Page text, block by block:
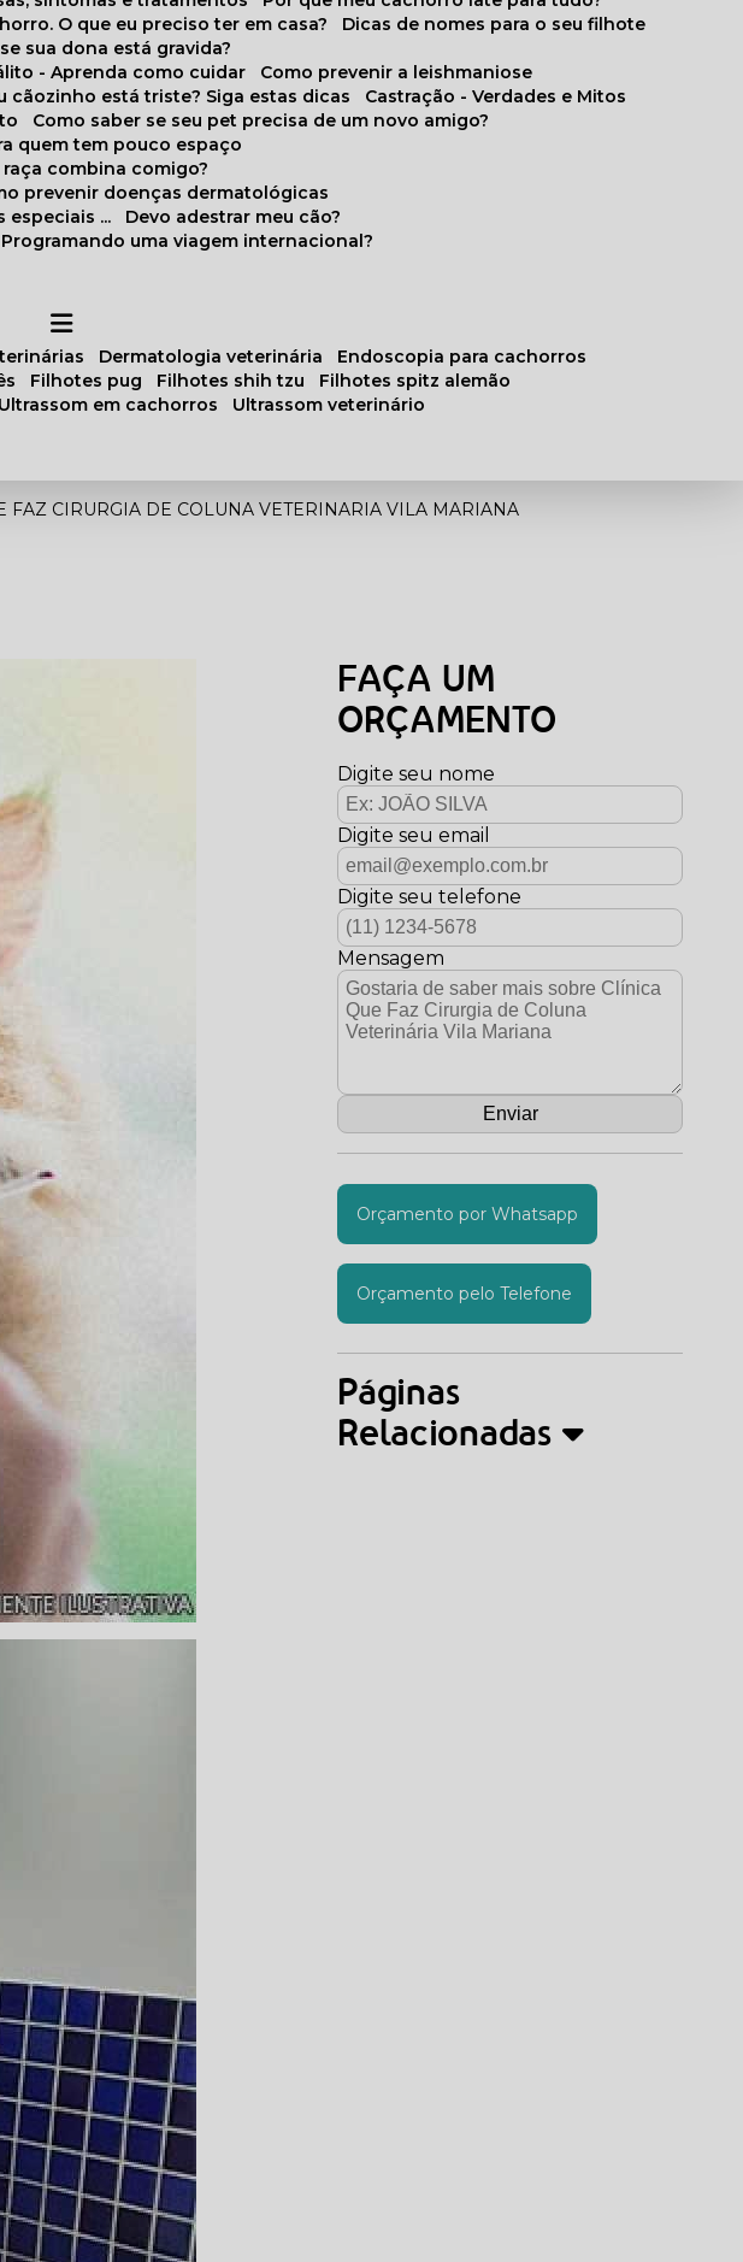
O que eu preciso ter em casa?
Dicas de nomes para o seu filhote
sua dona está gravida?
- Aprenda como cuidar
Como prevenir a leishmaniose
cãozinho está triste? Siga estas dicas
Castração - Verdades e Mitos
Como saber se seu pet precisa de um novo amigo?
quem tem pouco espaço
raça combina comigo?
prevenir doenças dermatológicas
especiais ...
Devo adestrar meu cão?
Programando uma viagem internacional?
dermatologia veterinária
endoscopia para cachorros
filhotes pug filhotes shih tzu
filhotes spitz alemão
ultrassom em cachorros
ultrassom veterinário
FAZ CIRURGIA DE COLUNA VETERINARIA VILA MARIANA
FAÇA UM
ORÇAMENTO
Digite seu nome
Digite seu email
Digite seu telefone
Mensagem
Orçamento por Whatsapp
Orçamento pelo Telefone
Páginas
Relacionadas